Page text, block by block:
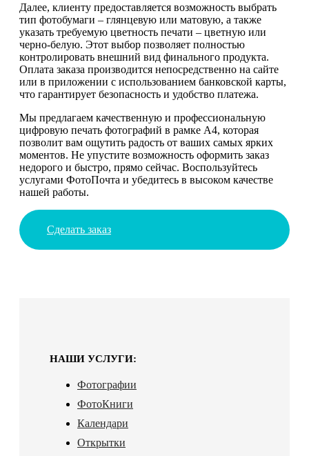
Далее, клиенту предоставляется возможность выбрать
тип фотобумаги – глянцевую или матовую, а также
указать требуемую цветность печати – цветную или
черно-белую. Этот выбор позволяет полностью
контролировать внешний вид финального продукта.
Оплата заказа производится непосредственно на сайте
или в приложении с использованием банковской карты,
что гарантирует безопасность и удобство платежа.
Мы предлагаем качественную и профессиональную
цифровую печать фотографий в рамке А4, которая
позволит вам ощутить радость от ваших самых ярких
моментов. Не упустите возможность оформить заказ
недорого и быстро, прямо сейчас. Воспользуйтесь
услугами ФотоПочта и убедитесь в высоком качестве
нашей работы.
Сделать заказ
НАШИ УСЛУГИ:
Фотографии
ФотоКниги
Календари
Открытки